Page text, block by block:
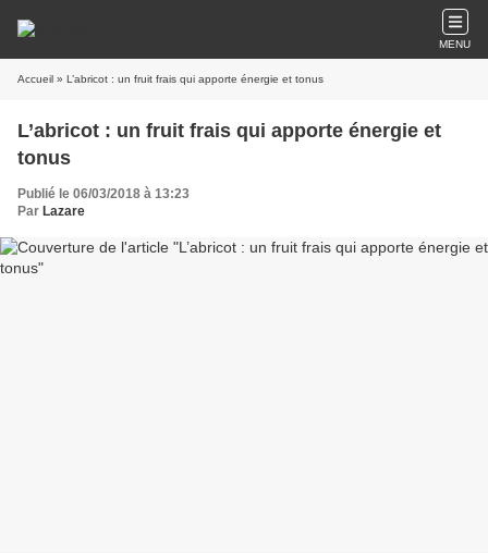
MENU
Accueil » L’abricot : un fruit frais qui apporte énergie et tonus
L’abricot : un fruit frais qui apporte énergie et
tonus
Publié le 06/03/2018 à 13:23
Par Lazare